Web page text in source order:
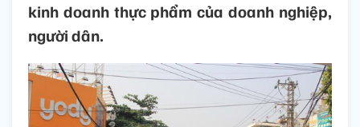
kinh doanh thực phẩm của doanh nghiệp,
người dân.